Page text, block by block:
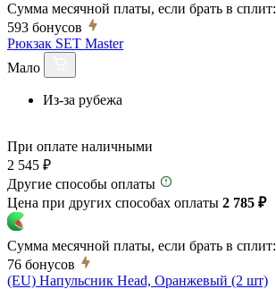
Сумма месячной платы, если брать в сплит:
593 бонусов
Рюкзак SET Master
Мало
Из-за рубежа
При оплате наличными
2 545 ₽
Другие способы оплаты
Цена при других способах оплаты 2 785 ₽
Сумма месячной платы, если брать в сплит:
76 бонусов
(EU) Напульсник Head, Оранжевый (2 шт)